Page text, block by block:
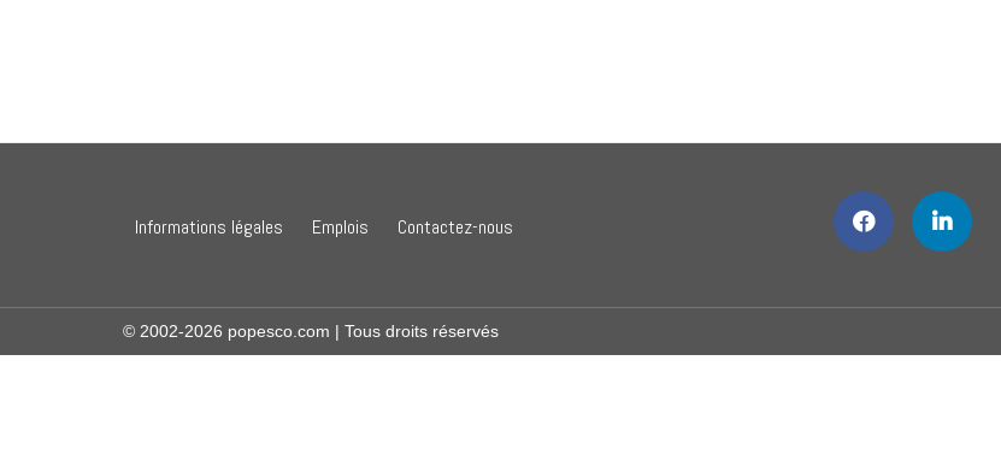
Informations légales Emplois Contactez-nous
© 2002-2026 popesco.com | Tous droits réservés